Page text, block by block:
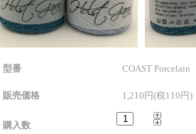
型番 COAST Porcelain
販売価格 1,210円(税110円)
購入数